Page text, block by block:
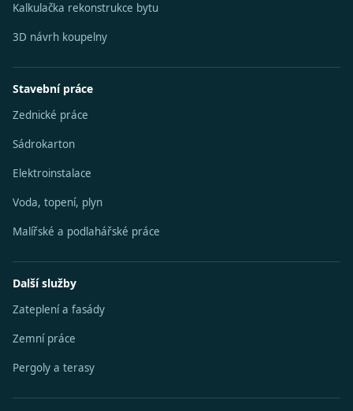
Kalkulačka rekonstrukce bytu
3D návrh koupelny
Stavební práce
Zednické práce
Sádrokarton
Elektroinstalace
Voda, topení, plyn
Malířské a podlahářské práce
Další služby
Zateplení a fasády
Zemní práce
Pergoly a terasy